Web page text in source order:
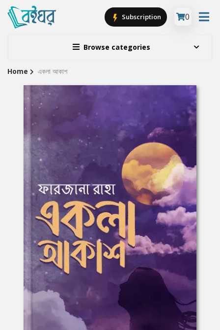
Browse categories
Subscription 0
Site
Breadcrumb
Home একলা আকাশ